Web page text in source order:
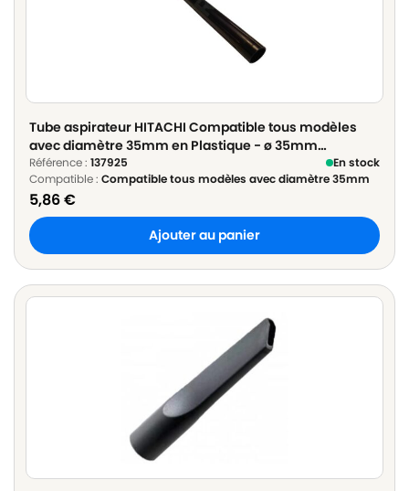
Tube aspirateur HITACHI Compatible tous modèles
avec diamètre 35mm en Plastique - ø 35mm
Longueur 50cm
Référence : 137925
En stock
Compatible : Compatible tous modèles avec diamètre 35mm
5,86€
Ajouter au panier